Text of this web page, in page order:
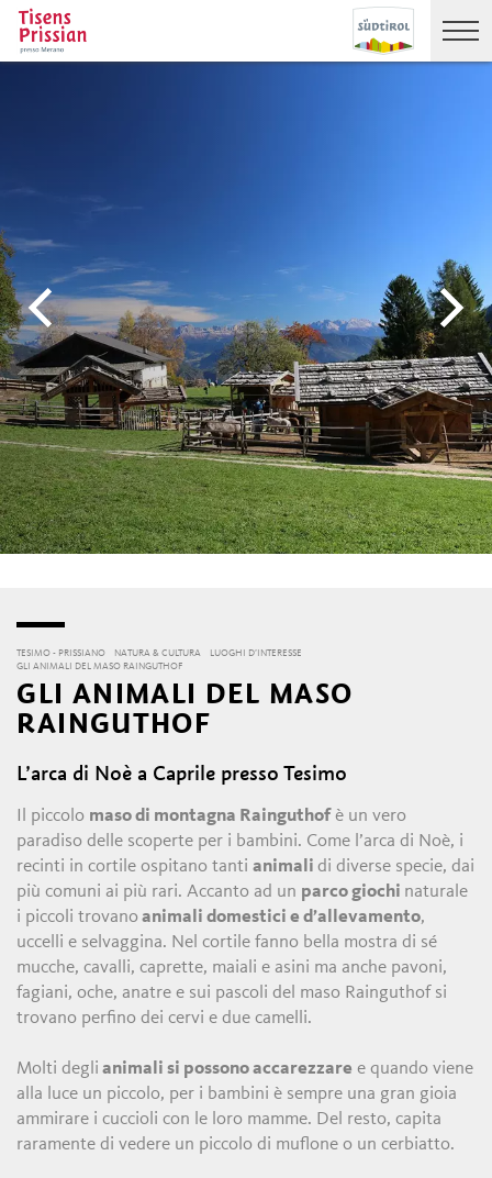
TESIMO - PRISSIANO NATURA & CULTURA
LUOGHI D’INTERESSE
GLI ANIMALI DEL MASO RAINGUTHOF
GLI ANIMALI DEL MASO
RAINGUTHOF
L’arca di Noè a Caprile presso Tesimo
Il piccolo maso di montagna Rainguthofè un vero
paradiso delle scoperte per i bambini. Come l’arca di Noè, i
recinti in cortile ospitano tantianimalidi diverse specie, dai
più comuni ai più rari. Accanto ad un parco giochi naturale
i piccoli trovanoanimali domestici e d’allevamento,
uccelli e selvaggina. Nel cortile fanno bella mostra di sé
mucche, cavalli, caprette, maiali e asini ma anche pavoni,
fagiani, oche, anatre e sui pascoli del maso Rainguthof si
trovano perfino dei cervi e due camelli.
Molti degli animali si possono accarezzare e quando viene
alla luce un piccolo, per i bambini è sempre una gran gioia
ammirare i cuccioli con le loro mamme. Del resto, capita
raramente di vedere un piccolo di muflone o un cerbiatto.